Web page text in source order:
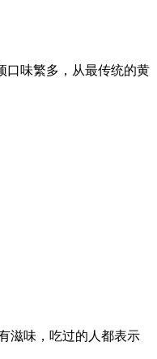
口味繁多，从最传统的黄
滋味，吃过的人都表示